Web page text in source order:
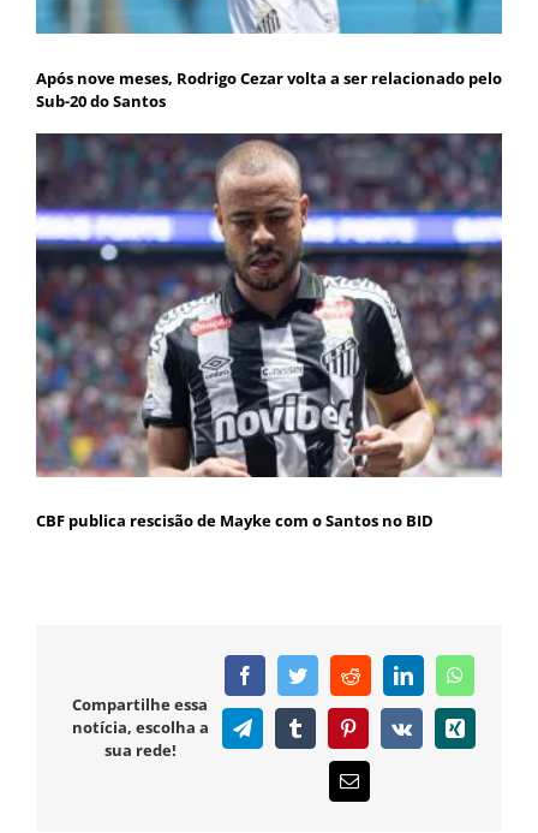
Após nove meses, Rodrigo Cezar volta a ser relacionado pelo
Sub-20 do Santos
CBF publica rescisão de Mayke com o Santos no BID
Compartilhe essa
notícia, escolha a
sua rede!
FacebookTwitterRedditLinkedIn
TelegramTumblr PinterestVk Xing
E-
mail